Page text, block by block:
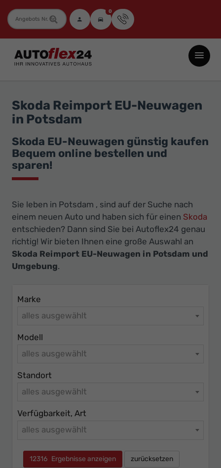
Fahrzeugnummer 0
Autoflex24
GmbH
Neuwagen
Jahreswagen
und
Gebrauchtwagen
zu
Top-
-
Innovatives
Autohaus
Skoda Reimport EU-Neuwagen
in Potsdam
Skoda EU-Neuwagen günstig kaufen
Bequem online bestellen und
sparen!
Sie leben in Potsdam , sind auf der Suche nach
einem neuen Auto und haben sich für einen Skoda
entschieden? Dann sind Sie bei Autoflex24 genau
richtig! Wir bieten Ihnen eine große Auswahl an
Skoda Reimport EU-Neuwagen in Potsdam und
Umgebung.
Marke
alles ausgewählt
Modell
alles ausgewählt
Standort
alles ausgewählt
Verfügbarkeit, Art
alles ausgewählt
12316 Ergebnisse anzeigen zurücksetzen